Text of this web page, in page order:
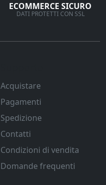
ECOMMERCE SICURO
DATI PROTETTI CON SSL
Acquistare
Pagamenti
Spedizione
Contatti
Condizioni di vendita
Domande frequenti